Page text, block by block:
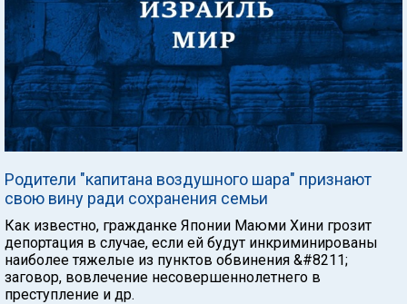
Родители "капитана воздушного шара" признают
свою вину ради сохранения семьи
Как известно, гражданке Японии Маюми Хини грозит
депортация в случае, если ей будут инкриминированы
наиболее тяжелые из пунктов обвинения &#8211;
заговор, вовлечение несовершеннолетнего в
преступление и др.